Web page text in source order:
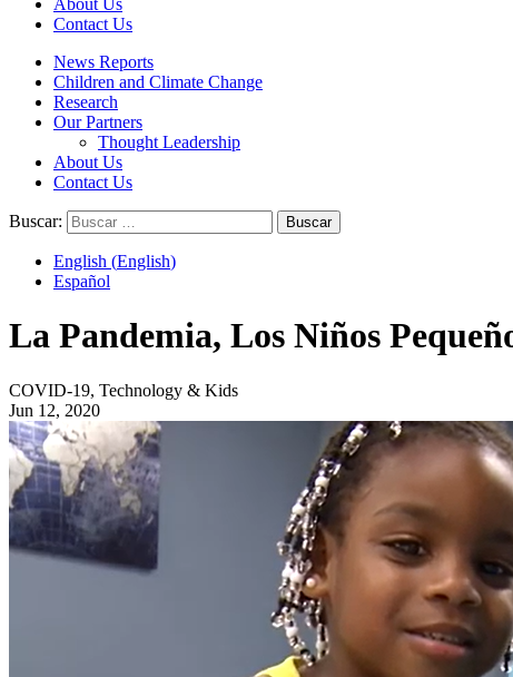
About Us
Contact Us
News Reports
Children and Climate Change
Research
Our Partners
Thought Leadership
About Us
Contact Us
Buscar:
English (English)
Español
La Pandemia, Los Niños
COVID-19, Technology & Kids
Jun 12, 2020